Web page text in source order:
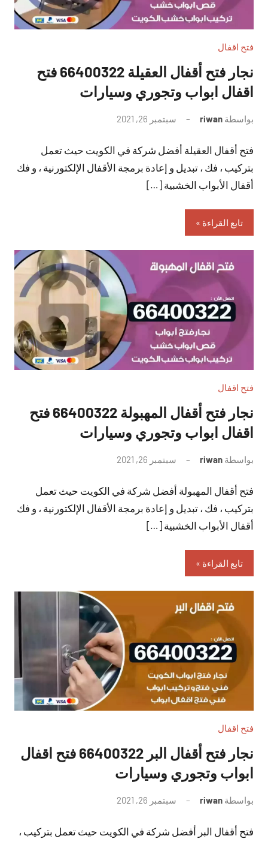
فتح اقفال
نجار فتح أقفال العقيلة 66400322 فتح
اقفال ابواب وتجوري وسيارات
بواسطة riwan سبتمبر 26, 2021
تعليقات
فتح أقفال العقيلة أفضل شركة في الكويت حيث تعمل
بتركيب ، فك ، تبديل و إعادة برمجة الأقفال الإلكتورنية ، و فك
أقفال الأبواب الخشبية […]
تابع القراءة
فتح اقفال
نجار فتح أقفال المهبولة 66400322 فتح
اقفال ابواب وتجوري وسيارات
بواسطة riwan سبتمبر 26, 2021
تعليقات
فتح أقفال المهبولة أفضل شركة في الكويت حيث تعمل
بتركيب ، فك ، تبديل و إعادة برمجة الأقفال الإلكتورنية ، و فك
أقفال الأبواب الخشبية […]
تابع القراءة
فتح اقفال
نجار فتح أقفال البر 66400322 فتح اقفال
ابواب وتجوري وسيارات
بواسطة riwan سبتمبر 26, 2021
تعليقات
فتح أقفال البر أفضل شركة في الكويت حيث تعمل بتركيب ،